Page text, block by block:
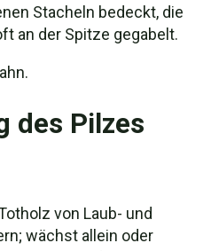
Stacheln bedeckt, die
an der Spitze gegabelt.
des Pilzes
von Laub- und
wächst allein oder